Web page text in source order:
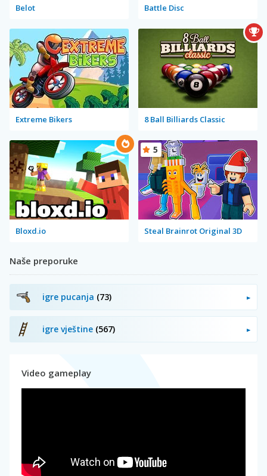
Belot Battle Disc
Extreme Bikers 8 Ball Billiards Classic
Bloxd.io Steal Brainrot Original 3D
5
Naše preporuke
igre pucanja (73)
igre vještine (567)
Video gameplay